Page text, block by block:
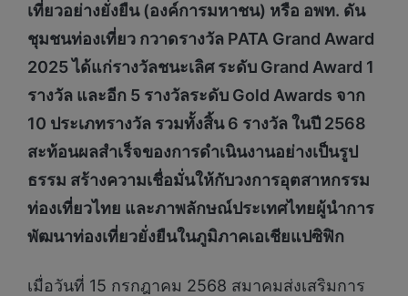
เที่ยวอย่างยั่งยืน (องค์การมหาชน) หรือ อพท. ดัน
ชุมชนท่องเที่ยว กวาดรางวัล PATA Grand Award
2025 ได้แก่รางวัลชนะเลิศ ระดับ Grand Award 1
รางวัล และอีก 5 รางวัลระดับ Gold Awards จาก
10 ประเภทรางวัล รวมทั้งสิ้น 6 รางวัล ในปี 2568
สะท้อนผลสำเร็จของการดำเนินงานอย่างเป็นรูป
ธรรม สร้างความเชื่อมั่นให้กับวงการอุตสาหกรรม
ท่องเที่ยวไทย และภาพลักษณ์ประเทศไทยผู้นำการ
พัฒนาท่องเที่ยวยั่งยืนในภูมิภาคเอเชียแปซิฟิก
เมื่อวันที่ 15 กรกฎาคม 2568 สมาคมส่งเสริมการ